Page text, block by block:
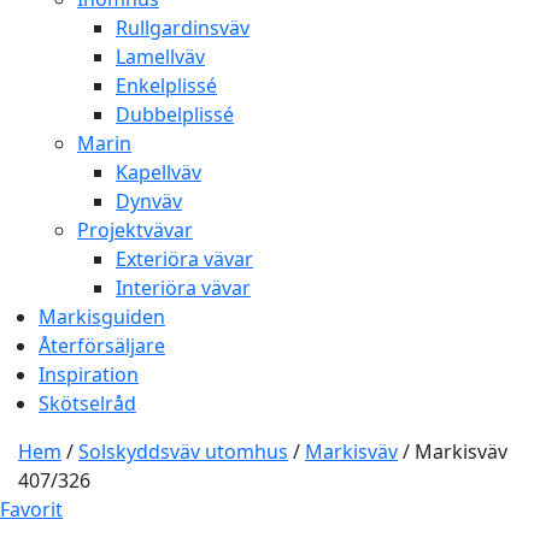
Rullgardinsväv
Lamellväv
Enkelplissé
Dubbelplissé
Marin
Kapellväv
Dynväv
Projektvävar
Exteriöra vävar
Interiöra vävar
Markisguiden
Återförsäljare
Inspiration
Skötselråd
Hem /Solskyddsväv utomhus / Markisväv/ Markisväv
407/326
Favorit